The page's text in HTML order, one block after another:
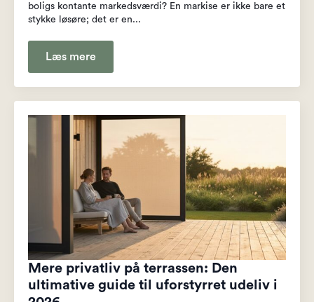
boligs kontante markedsværdi? En markise er ikke bare et
stykke løsøre; det er en...
Læs mere
Mere privatliv på terrassen: Den
ultimative guide til uforstyrret udeliv i